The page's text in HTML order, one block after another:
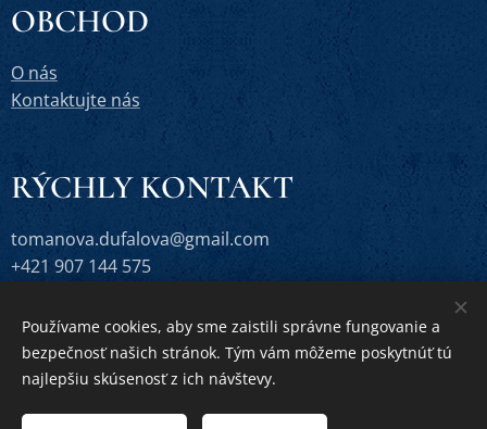
OBCHOD
O nás
Kontaktujte nás
RÝCHLY KONTAKT
tomanova.dufalova@gmail.com
+421 907 144 575
Vytvorené službouWebnode Cookies
Používame cookies, aby sme zaistili správne fungovanie a
bezpečnosť našich stránok. Tým vám môžeme poskytnúť tú
najlepšiu skúsenosť z ich návštevy.